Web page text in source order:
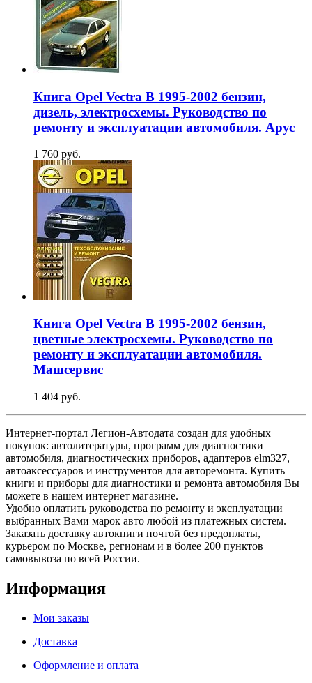
Книга Opel Vectra B 1995-2002 бензин,
дизель, электросхемы. Руководство по
ремонту и эксплуатации автомобиля. Арус
1 760 руб.
Книга Opel Vectra B 1995-2002 бензин,
цветные электросхемы. Руководство по
ремонту и эксплуатации автомобиля.
Машсервис
1 404 руб.
Интернет-портал Легион-Автодата создан для удобных
покупок: автолитературы, программ для диагностики
автомобиля, диагностических приборов, адаптеров elm327,
автоаксессуаров и инструментов для авторемонта. Купить
книги и приборы для диагностики и ремонта автомобиля Вы
можете в нашем интернет магазине.
Удобно оплатить руководства по ремонту и эксплуатации
выбранных Вами марок авто любой из платежных систем.
Заказать доставку автокниги почтой без предоплаты,
курьером по Москве, регионам и в более 200 пунктов
самовывоза по всей России.
Информация
Мои заказы
Доставка
Оформление и оплата